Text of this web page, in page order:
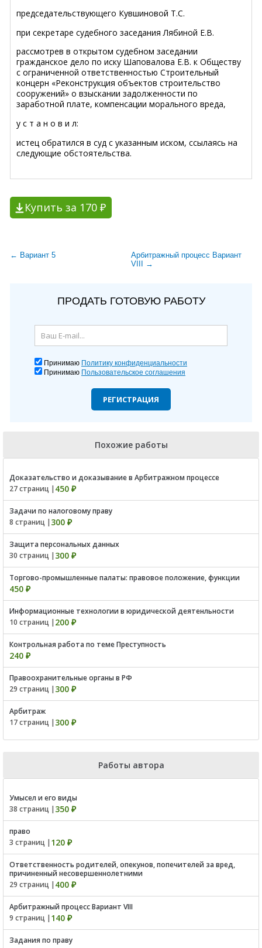
председательствующего Кувшиновой Т.С.
при секретаре судебного заседания Лябиной Е.В.
рассмотрев в открытом судебном заседании
гражданское дело по иску Шаповалова Е.В. к Обществу
с ограниченной ответственностью Строительный
концерн «Реконструкция объектов строительство
сооружений» о взыскании задолженности по
заработной плате, компенсации морального вреда,
у с т а н о в и л:
истец обратился в суд с указанным иском, ссылаясь на
следующие обстоятельства.
Купить за 170 ₽
← Вариант 5
Арбитражный процесс Вариант
VIII →
ПРОДАТЬ ГОТОВУЮ РАБОТУ
Принимаю Политику конфиденциальности
Принимаю Пользовательское соглашения
РЕГИСТРАЦИЯ
Похожие работы
Доказательство и доказывание в Арбитражном процессе
27 страниц | 450 ₽
Задачи по налоговому праву
8 страниц | 300 ₽
Защита персональных данных
30 страниц | 300 ₽
Торгово-промышленные палаты: правовое положение, функции
450 ₽
Информационные технологии в юридической деятенльности
10 страниц | 200 ₽
Контрольная работа по теме Преступность
240 ₽
Правоохранительные органы в РФ
29 страниц | 300 ₽
Арбитраж
17 страниц | 300 ₽
Работы автора
Умысел и его виды
38 страниц | 350 ₽
право
3 страниц | 120 ₽
Ответственность родителей, опекунов, попечителей за вред,
причиненный несовершеннолетними
29 страниц | 400 ₽
Арбитражный процесс Вариант VIII
9 страниц | 140 ₽
Задания по праву